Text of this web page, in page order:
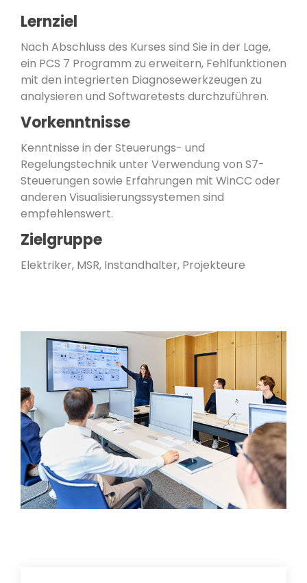
Lernziel
Nach Abschluss des Kurses sind Sie in der Lage,
ein PCS 7 Programm zu erweitern, Fehlfunktionen
mit den integrierten Diagnosewerkzeugen zu
analysieren und Softwaretests durchzuführen.
Vorkenntnisse
Kenntnisse in der Steuerungs- und
Regelungstechnik unter Verwendung von S7-
Steuerungen sowie Erfahrungen mit WinCC oder
anderen Visualisierungssystemen sind
empfehlenswert.
Zielgruppe
Elektriker, MSR, Instandhalter, Projekteure